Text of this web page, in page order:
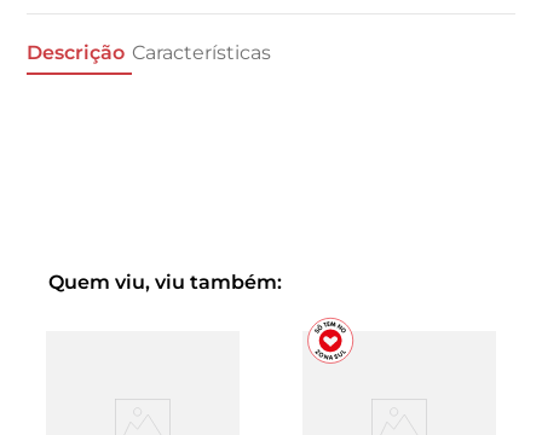
Descrição Características
Quem viu, viu também: